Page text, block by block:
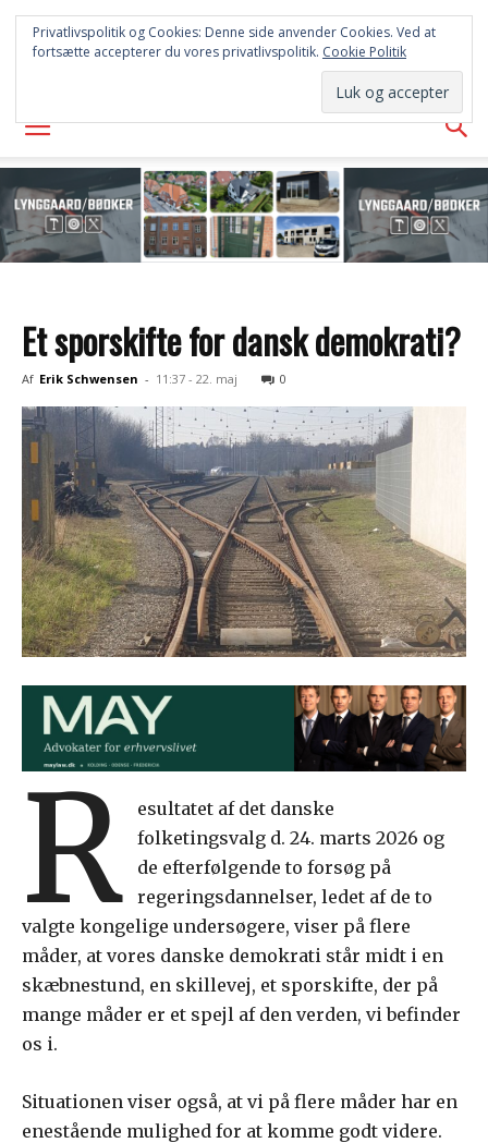
FREDERICIA
AVISEN
Et sporskifte for dansk demokrati?
Af Erik Schwensen - 11:37 - 22. maj 0
R
esultatet af det danske
folketingsvalg d. 24. marts 2026 og
de efterfølgende to forsøg på
regeringsdannelser, ledet af de to
valgte kongelige undersøgere, viser på flere
måder, at vores danske demokrati står midt i en
skæbnestund, en skillevej, et sporskifte, der på
mange måder er et spejl af den verden, vi befinder
os i.
Situationen viser også, at vi på flere måder har en
enestående mulighed for at komme godt videre.
Privatlivspolitik og Cookies: Denne side anvender Cookies. Ved at
fortsætte accepterer du vores privatlivspolitik. Cookie Politik